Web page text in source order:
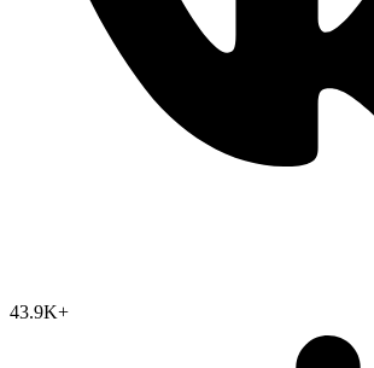
43.9K+